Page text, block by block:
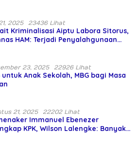
2025 23436 Lihat
Kriminalisasi Aiptu Labora Sitorus,
HAM: Terjadi Penyalahgunaan
23, 2025 22926 Lihat
untuk Anak Sekolah, MBG bagi Masa
21, 2025 22202 Lihat
Immanuel Ebenezer
KPK, Wilson Lalengke: Banyak